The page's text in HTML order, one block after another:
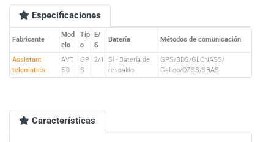
Especificaciones
Fabricante
Mod
elo
Tip
o
E/
S
Batería Métodos de comunicación
Assistant
telematics
AVT
5'0
GP
S
2/1
Si - Batería de
respaldo
GPS/BDS/GLONASS/
Galileo/QZSS/SBAS
Características